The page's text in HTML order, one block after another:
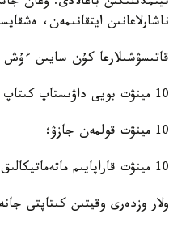
ناشارلاعانىن ايتقانىمەن،
قاتىسۋشىلارعا كۇن سايىن ءۇش
10 مينۋت بويى داۋىستاپ كىتاپ وقۋ؛
10 مينۋت قولمەن جازۋ؛
10 مينۋت قاراپايىم ماتەماتيكالىق ەسەپتەر شىعارۋ.
ولار وزدەرى وقيتىن كىتاپتى